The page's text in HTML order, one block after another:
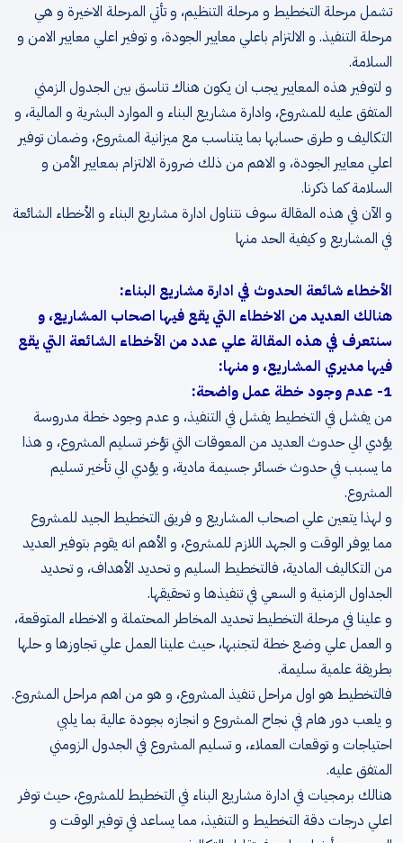
تشمل مرحلة التخطيط و مرحلة التنظيم، و تأتي المرحلة الاخيرة و هي
مرحلة التنفيذ. و الالتزام باعلي معايير الجودة، و توفير اعلي معايير الامن و
السلامة.
و لتوفير هذه المعايير يجب ان يكون هناك تناسق بين الجدول الزمني
المتفق عليه للمشروع، وادارة مشاريع البناء و الموارد البشرية و المالية، و
التكاليف و طرق حسابها بما يتناسب مع ميزانية المشروع، وضمان توفير
اعلي معايير الجودة، و الاهم من ذلك ضرورة الالتزام بمعايير الأمن و
السلامة كما ذكرنا.
و الآن في هذه المقالة سوف نتناول ادارة مشاريع البناء و الأخطاء الشائعة
في المشاريع و كيفية الحد منها
الأخطاء شائعة الحدوث في ادارة مشاريع البناء:
هنالك العديد من الاخطاء التي يقع فيها اصحاب المشاريع، و
سنتعرف في هذه المقالة علي عدد من الأخطاء الشائعة التي يقع
فيها مديري المشاريع، و منها:
1- عدم وجود خطة عمل واضحة:
من يفشل في التخطيط يفشل في التنفيذ، و عدم وجود خطة مدروسة
يؤدي الي حدوث العديد من المعوقات التي تؤخر تسليم المشروع، و هذا
ما يسبب في حدوث خسائر جسيمة مادية، و يؤدي الي تأخير تسليم
المشروع.
و لهذا يتعين علي اصحاب المشاريع و فريق التخطيط الجيد للمشروع
مما يوفر الوقت و الجهد اللازم للمشروع، و الأهم انه يقوم بتوفير العديد
من التكاليف المادية، فالتخطيط السليم و تحديد الأهداف، و تحديد
الجداول الزمنية و السعي في تنفيذها و تحقيقها.
و علينا في مرحلة التخطيط تحديد المخاطر المحتملة و الاخطاء المتوقعة،
و العمل علي وضع خطة لتجنبها، حيث علينا العمل علي تجاوزها و حلها
بطريقة علمية سليمة.
فالتخطيط هو اول مراحل تنفيذ المشروع، و هو من اهم مراحل المشروع.
و يلعب دور هام في نجاح المشروع و انجازه بجودة عالية بما يلبي
احتياجات و توقعات العملاء، و تسليم المشروع في الجدول الزومني
المتفق عليه.
هنالك برمجيات في ادارة مشاريع البناء في التخطيط للمشروع، حيث توفر
اعلي درجات دقة التخطيط و التنفيذ، مما يساعد في توفير الوقت و